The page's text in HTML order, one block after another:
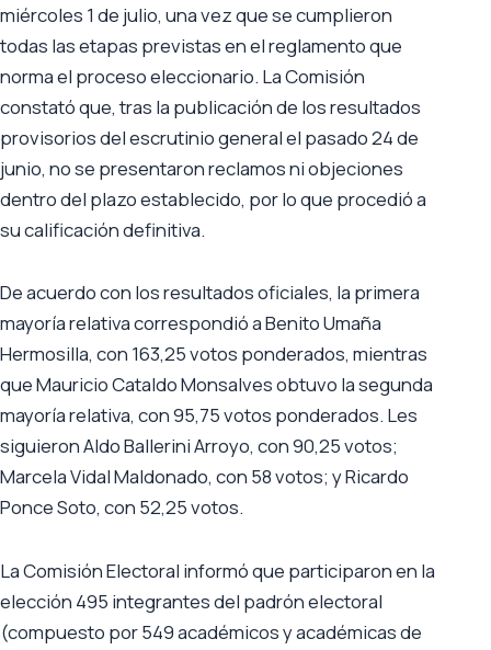
miércoles 1 de julio, una vez que se cumplieron
todas las etapas previstas en el reglamento que
norma el proceso eleccionario. La Comisión
constató que, tras la publicación de los resultados
provisorios del escrutinio general el pasado 24 de
junio, no se presentaron reclamos ni objeciones
dentro del plazo establecido, por lo que procedió a
su calificación definitiva.
De acuerdo con los resultados oficiales, la primera
mayoría relativa correspondió a Benito Umaña
Hermosilla, con 163,25 votos ponderados, mientras
que Mauricio Cataldo Monsalves obtuvo la segunda
mayoría relativa, con 95,75 votos ponderados. Les
siguieron Aldo Ballerini Arroyo, con 90,25 votos;
Marcela Vidal Maldonado, con 58 votos; y Ricardo
Ponce Soto, con 52,25 votos.
La Comisión Electoral informó que participaron en la
elección 495 integrantes del padrón electoral
(compuesto por 549 académicos y académicas de